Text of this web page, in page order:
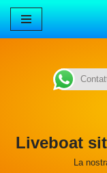
Vai
Liveboat
La